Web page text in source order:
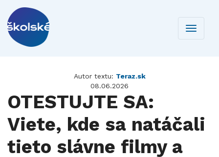
Toggle
Autor textu: Teraz.sk
08.06.2026
OTESTUJTE SA:
Viete, kde sa natáčali
tieto slávne filmy a